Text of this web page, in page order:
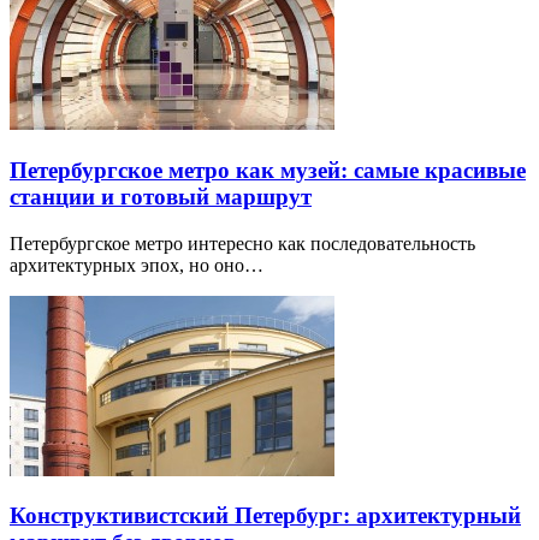
Петербургское метро как музей: самые красивые
станции и готовый маршрут
Петербургское метро интересно как последовательность
архитектурных эпох, но оно…
Конструктивистский Петербург: архитектурный